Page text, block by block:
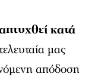
κατά
μας
απόδοση